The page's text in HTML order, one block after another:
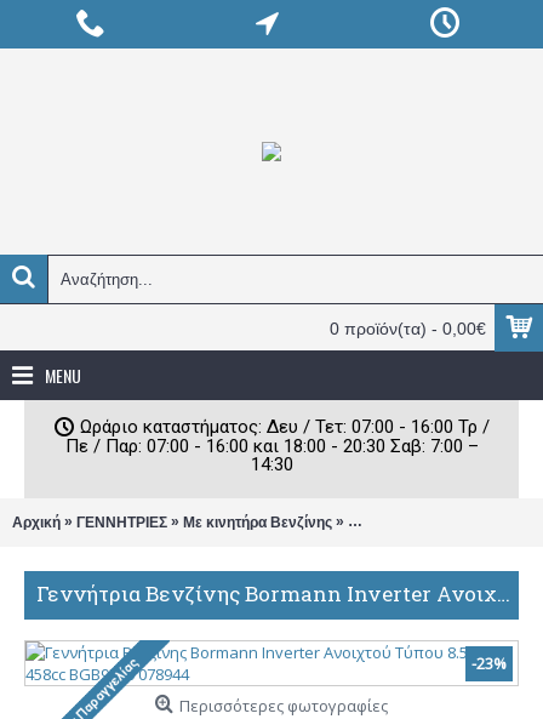
0 προϊόν(τα) - 0,00€
MENU
Ωράριο καταστήματος: Δευ / Τετ: 07:00 - 16:00 Τρ /
Πε / Παρ: 07:00 - 16:00 και 18:00 - 20:30 Σαβ: 7:00 –
14:30
Αρχική » ΓΕΝΝΗΤΡΙΕΣ » Με κινητήρα Βενζίνης » Γεννήτρια Βενζίνης
Γεννήτρια Βενζίνης Bormann Inverter Ανοιχτού Τύπου 8.5Kw 458cc BGB9700 078944
-23%
Περισσότερες φωτογραφίες